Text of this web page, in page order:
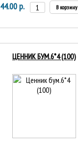
44.00 р. В корзину
ЦЕННИК БУМ.6*4 (100)